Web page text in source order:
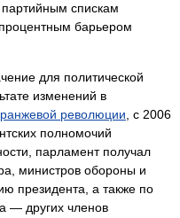
спискам
барьером
для политической
изменений в
революции , с 2006
полномочий
парламент получал
министров обороны и
президента, а также по
— других членов